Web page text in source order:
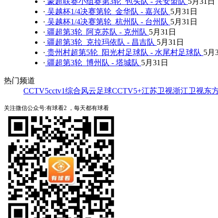
· 吴越杯1/4决赛第轮 金华队 - 嘉兴队 5月31日
· 吴越杯1/4决赛第轮 杭州队 - 台州队 5月31日
· 疆超第3轮 阿克苏队 - 克州队 5月31日
· 疆超第3轮 克拉玛依队 - 昌吉队 5月31日
· 贵州村超第5轮 阳光村足球队 - 水尾村足球队 5月
· 疆超第3轮 博州队 - 塔城队 5月31日
热门频道
CCTV5cctv1综合风云足球CCTV5+江苏卫视浙江卫视东
关注微信公众号:有球看2 ，每天都有球看